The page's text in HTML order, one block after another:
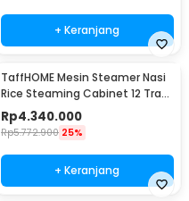
+ Keranjang
TaffHOME Mesin Steamer Nasi
Rice Steaming Cabinet 12 Tray
180 People - SL-12
Rp4.340.000
Rp5.772.900 25%
+ Keranjang